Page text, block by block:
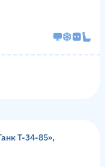
Т-34-85»,